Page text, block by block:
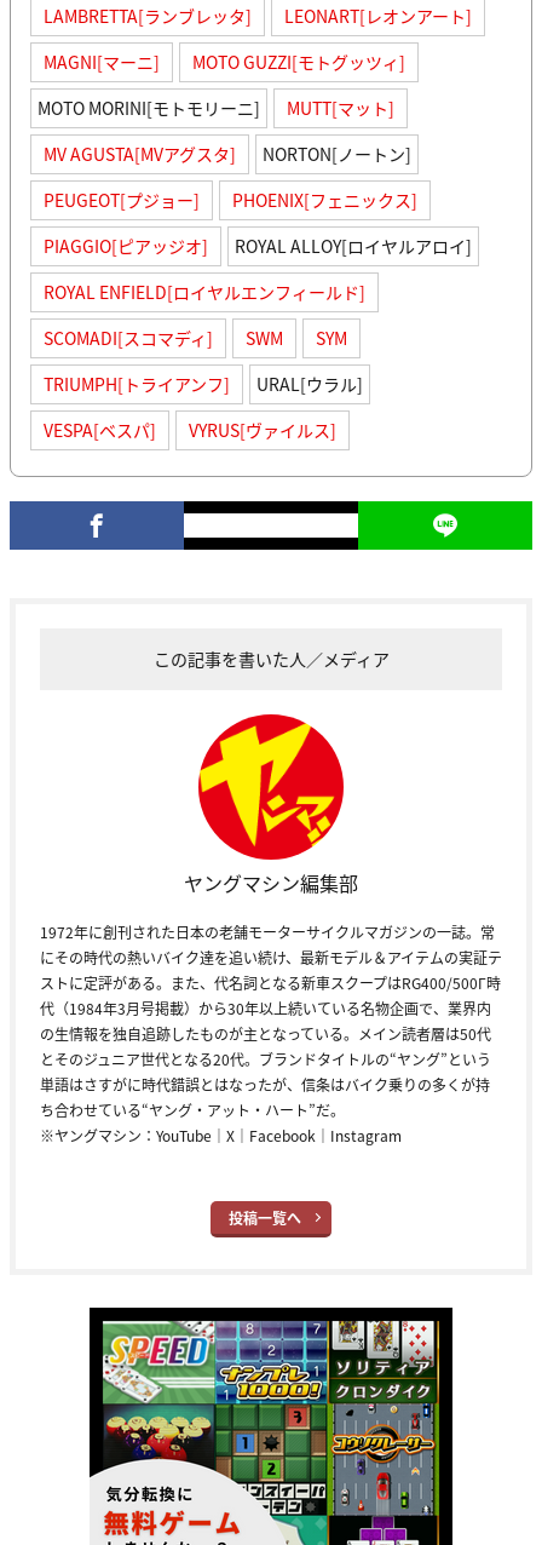
LAMBRETTA[ランブレッタ]
LEONART[レオンアート]
MAGNI[マーニ]
MOTO GUZZI[モトグッツィ]
MOTO MORINI[モトモリーニ]
MUTT[マット]
MV AGUSTA[MVアグスタ]
NORTON[ノートン]
PEUGEOT[プジョー]
PHOENIX[フェニックス]
PIAGGIO[ピアッジオ]
ROYAL ALLOY[ロイヤルアロイ]
ROYAL ENFIELD[ロイヤルエンフィールド]
SCOMADI[スコマディ]
SWM
SYM
TRIUMPH[トライアンフ]
URAL[ウラル]
VESPA[ベスパ]
VYRUS[ヴァイルス]
この記事を書いた人／メディア
ヤングマシン編集部
1972年に創刊された日本の老舗モーターサイクルマガジンの一誌。常
にその時代の熱いバイク達を追い続け、最新モデル＆アイテムの実証テ
ストに定評がある。また、代名詞となる新車スクープはRG400/500Γ時
代（1984年3月号掲載）から30年以上続いている名物企画で、業界内
の生情報を独自追跡したものが主となっている。メイン読者層は50代
とそのジュニア世代となる20代。ブランドタイトルの“ヤング”という
単語はさすがに時代錯誤とはなったが、信条はバイク乗りの多くが持
ち合わせている“ヤング・アット・ハート”だ。
※ヤングマシン： YouTube ｜ X ｜ Facebook ｜ Instagram
投稿一覧へ